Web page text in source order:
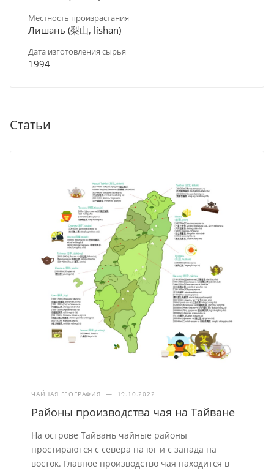
Местность произрастания
Лишань (梨山, líshān)
Дата изготовления сырья
1994
Статьи
ЧАЙНАЯ ГЕОГРАФИЯ — 19.10.2022
Районы производства чая на Тайване
На острове Тайвань чайные районы
простираются с севера на юг и с запада на
восток. Главное производство чая находится в